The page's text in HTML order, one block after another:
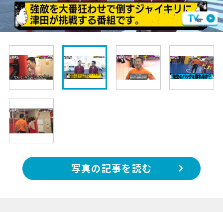
写真の記事を読む